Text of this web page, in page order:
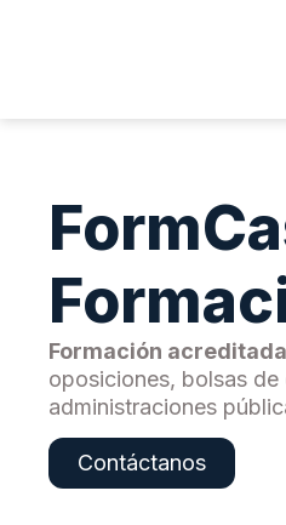
Formación acreditada
oposiciones, bolsas de
administraciones
Contáctanos